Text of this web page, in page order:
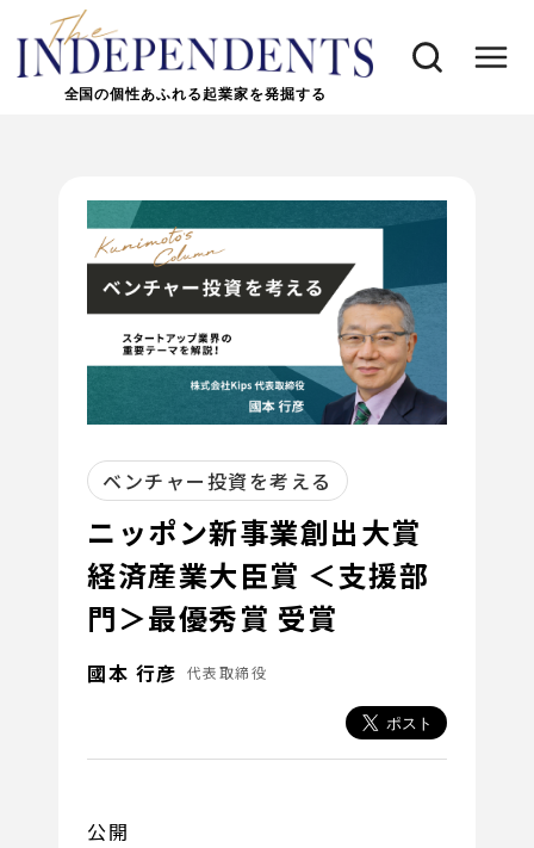
全国の個性あふれる起業家を発掘する
ベンチャー投資を考える
ニッポン新事業創出大賞
経済産業大臣賞 ＜支援部
門＞最優秀賞 受賞
國本 行彦 代表取締役
公開